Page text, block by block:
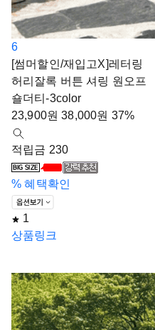
6
[썸머할인/재입고X]레터링
허리잘록 버튼 셔링 원오프
숄더티-3color
23,900원 38,000원 37%
적립금 230
% 혜택확인
1
상품링크